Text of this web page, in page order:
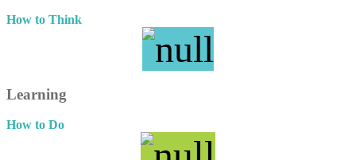
How to Think
Learning
How to Do